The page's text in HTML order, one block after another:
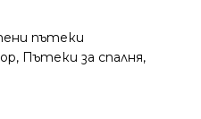
пътеки
, Пътеки за спалня,